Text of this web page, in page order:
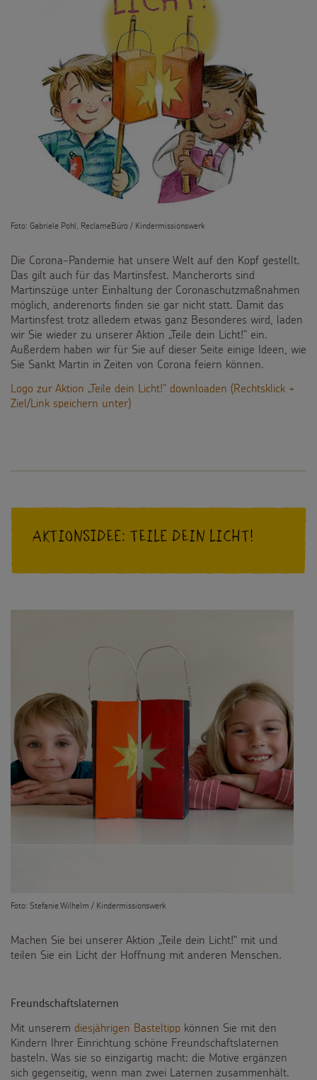
Kinderarbeit
Behinderung
Grundsätze der Projektarbeit
Weltmissionstag der Kinder
Weihnachten Weltweit
Basteln & Aktionen
Gottesdienstbausteine
SPENDEN
Pate werden
Sternsinger-Spendenaktionen
Spendenformular
Spendendose
Spendenmöglichkeiten
Unternehmensspenden
Sternsinger-Stiftung
Vereine und Initiativen
Backen und Basteln
Sternsinger-Magazin
Videos
Sternsinger-Steckbrief
Spiele
Über uns
Presse
Kontakt
Foto: Gabriele Pohl, ReclameBüro / Kindermissionswerk
Die Corona-Pandemie hat unsere Welt auf den Kopf gestellt.
Das gilt auch für das Martinsfest. Mancherorts sind
Martinszüge unter Einhaltung der Coronaschutzmaßnahmen
möglich, anderenorts finden sie gar nicht statt. Damit das
Martinsfest trotz alledem etwas ganz Besonderes wird, laden
wir Sie wieder zu unserer Aktion „Teile dein Licht!“ ein.
Außerdem haben wir für Sie auf dieser Seite einige Ideen, wie
Sie Sankt Martin in Zeiten von Corona feiern können.
Logo zur Aktion „Teile dein Licht!“ downloaden (Rechtsklick +
Ziel/Link speichern unter)
Aktionsidee: Teile dein Licht!
Foto: Stefanie Wilhelm / Kindermissionswerk
Machen Sie bei unserer Aktion „Teile dein Licht!“ mit und
teilen Sie ein Licht der Hoffnung mit anderen Menschen.
Freundschaftslaternen
Mit unserem diesjährigen Basteltipp können Sie mit den
Kindern Ihrer Einrichtung schöne Freundschaftslaternen
basteln. Was sie so einzigartig macht: die Motive ergänzen
sich gegenseitig, wenn man zwei Laternen zusammenhält.